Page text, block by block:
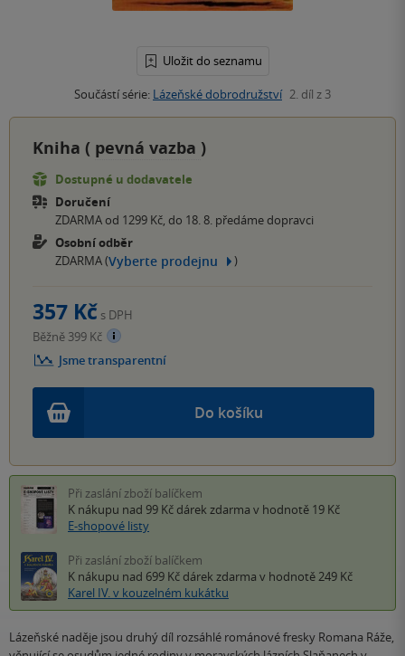
Uložit do seznamu
Součástí série: Lázeňské dobrodružství 2. díl z 3
Kniha ( pevná vazba )
Dostupné u dodavatele
Doručení
ZDARMA od 1299 Kč, do 18. 8. předáme dopravci
Osobní odběr
ZDARMA (Vyberte prodejnu )
Do košíku
357 Kč s DPH
Běžně 399 Kč
Jsme transparentní
Při zaslání zboží balíčkem
K nákupu nad 99 Kč dárek zdarma v hodnotě 19 Kč
E-shopové listy
Při zaslání zboží balíčkem
K nákupu nad 699 Kč dárek zdarma v hodnotě 249 Kč
Karel IV. v kouzelném kukátku
Lázeňské naděje jsou druhý díl rozsáhlé románové fresky Romana Ráže,